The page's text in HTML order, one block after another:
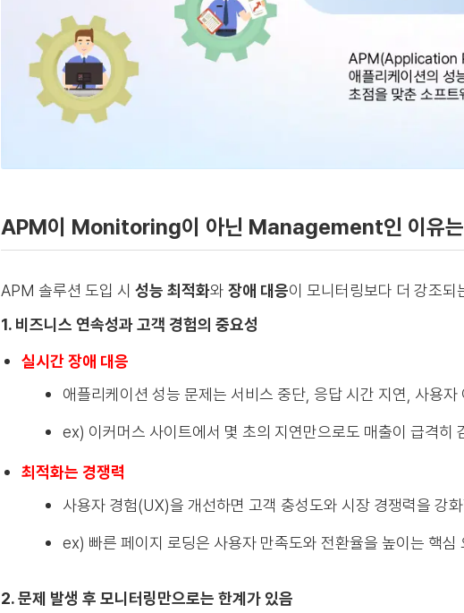
APM이 Monitoring이 아닌 Management인 이유는
APM 솔루션 도입 시 성능 최적화와 장애 대응이 모니터링보다 더 강조되
1. 비즈니스 연속성과 고객 경험의 중요성
실시간 장애 대응
애플리케이션 성능 문제는 서비스 중단, 응답 시간 지연, 사용
ex) 이커머스 사이트에서 몇 초의 지연만으로도 매출이 급격히
최적화는 경쟁력
사용자 경험(UX)을 개선하면 고객 충성도와 시장 경쟁력을 강
ex) 빠른 페이지 로딩은 사용자 만족도와 전환율을 높이는 핵심
2. 문제 발생 후 모니터링만으로는 한계가 있음